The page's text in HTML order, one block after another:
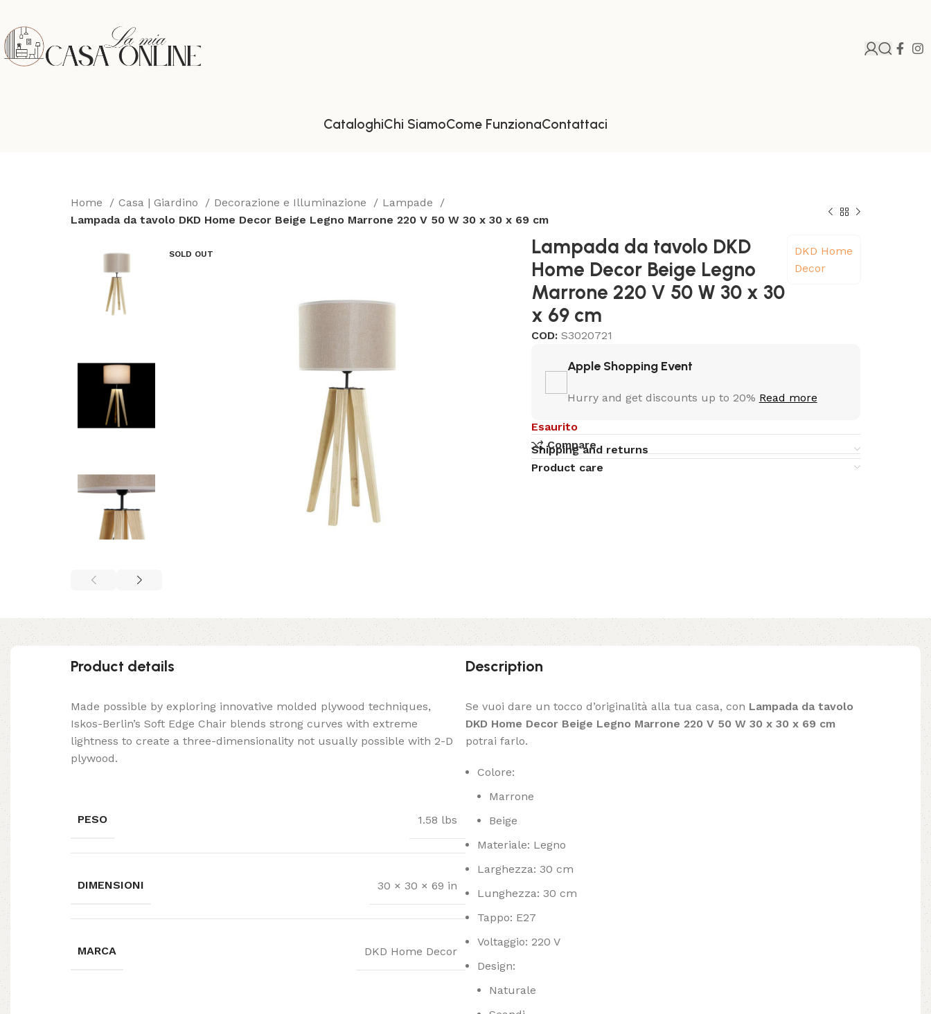
CataloghiChi SiamoCome FunzionaContattaci
Home Casa | Giardino Decorazione e Illuminazione
Lampade
Lampada da tavolo DKD Home Decor Beige Legno Marrone 220 V 50 W 30 x 30 x 69 cm
SOLD OUT
Lampada da tavolo DKD
Home Decor Beige Legno
Marrone 220 V 50 W 30 x 30
x 69 cm
DKD Home
Decor
COD: S3020721
Apple Shopping Event
Hurry and get discounts up to 20% Read more
Esaurito
Compare
Shipping and returns
Product care
Product details
Made possible by exploring innovative molded plywood techniques,
Iskos-Berlin’s Soft Edge Chair blends strong curves with extreme
lightness to create a three-dimensionality not usually possible with 2-D
plywood.
PESO 1.58 lbs
DIMENSIONI 30 × 30 × 69 in
MARCA DKD Home Decor
Description
Se vuoi dare un tocco d’originalità alla tua casa, con Lampada da tavolo
DKD Home Decor Beige Legno Marrone 220 V 50 W 30 x 30 x 69 cm
potrai farlo.
Colore:
Marrone
Beige
Materiale: Legno
Larghezza: 30 cm
Lunghezza: 30 cm
Tappo: E27
Voltaggio: 220 V
Design:
Naturale